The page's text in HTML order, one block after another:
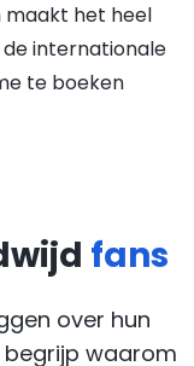
maakt het heel
internationale
te boeken
fans
over hun
begrijp waarom